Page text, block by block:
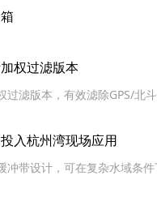
权过滤版本
过滤版本，有效滤除GPS/北
入杭州湾现场应用
冲带设计，可在复杂水域条